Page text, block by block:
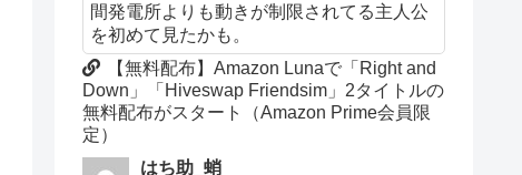
間発電所よりも動きが制限されてる主人公
を初めて見たかも。
【無料配布】Amazon Lunaで「Right and
Down」「Hiveswap Friendsim」2タイトルの
無料配布がスタート（Amazon Prime会員限
定）
はち助_蛸